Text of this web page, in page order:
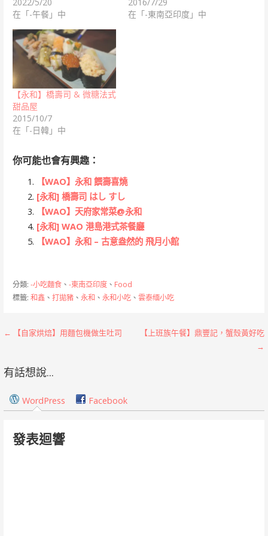
2022/5/20
在「-午餐」中
2016/7/29
在「-東南亞印度」中
【永和】橋壽司 & 微糖法式
甜品屋
2015/10/7
在「-日韓」中
你可能也會有興趣：
【WAO】永和 饌壽喜燒
[永和] 橋壽司 はし すし
【WAO】天府家常菜@永和
[永和] WAO 港島港式茶餐廳
【WAO】永和 – 古意盎然的 飛月小館
分類: -小吃麵食、 -東南亞印度、 Food
標籤: 和鑫、 打拋豬、 永和 、 永和小吃、 雲泰缅小吃
文
導
覽
← 【自家烘焙】用麵包機做生吐司
【上班族午餐】鼎豐記，蟹殼黃好吃
→
有話想說...
WordPress Facebook
發表迴響